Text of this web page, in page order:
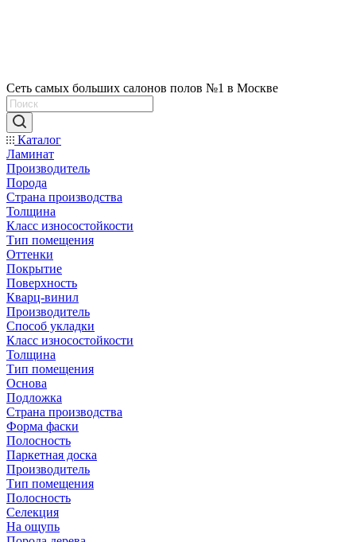
Сеть самых больших салонов полов №1 в Москве
Каталог
Ламинат
Производитель
Порода
Страна производства
Толщина
Класс износостойкости
Тип помещения
Оттенки
Покрытие
Поверхность
Кварц-винил
Производитель
Способ укладки
Класс износостойкости
Толщина
Тип помещения
Основа
Подложка
Страна производства
Форма фаски
Полосность
Паркетная доска
Производитель
Тип помещения
Полосность
Селекция
На ощупь